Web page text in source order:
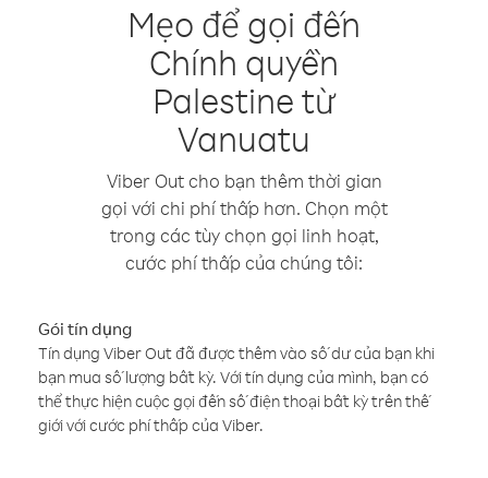
Mẹo để gọi đến
Chính quyền
Palestine từ
Vanuatu
Viber Out cho bạn thêm thời gian
gọi với chi phí thấp hơn. Chọn một
trong các tùy chọn gọi linh hoạt,
cước phí thấp của chúng tôi:
Gói tín dụng
Tín dụng Viber Out đã được thêm vào số dư của bạn khi
bạn mua số lượng bất kỳ. Với tín dụng của mình, bạn có
thể thực hiện cuộc gọi đến số điện thoại bất kỳ trên thế
giới với cước phí thấp của Viber.